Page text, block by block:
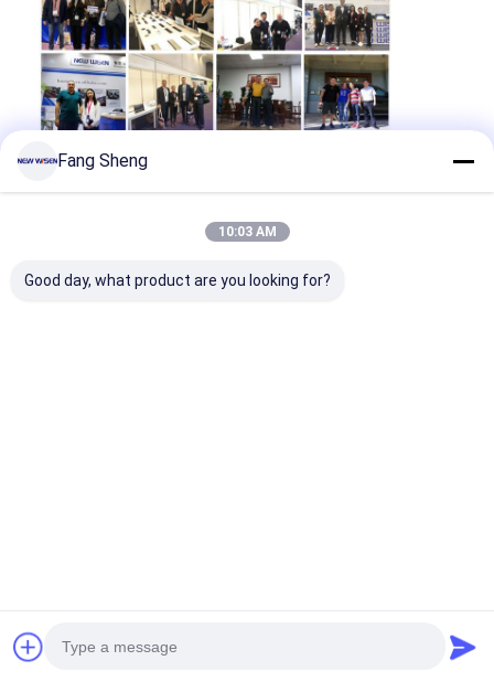
Fang Sheng
10:03 AM
Good day, what product are you looking for?